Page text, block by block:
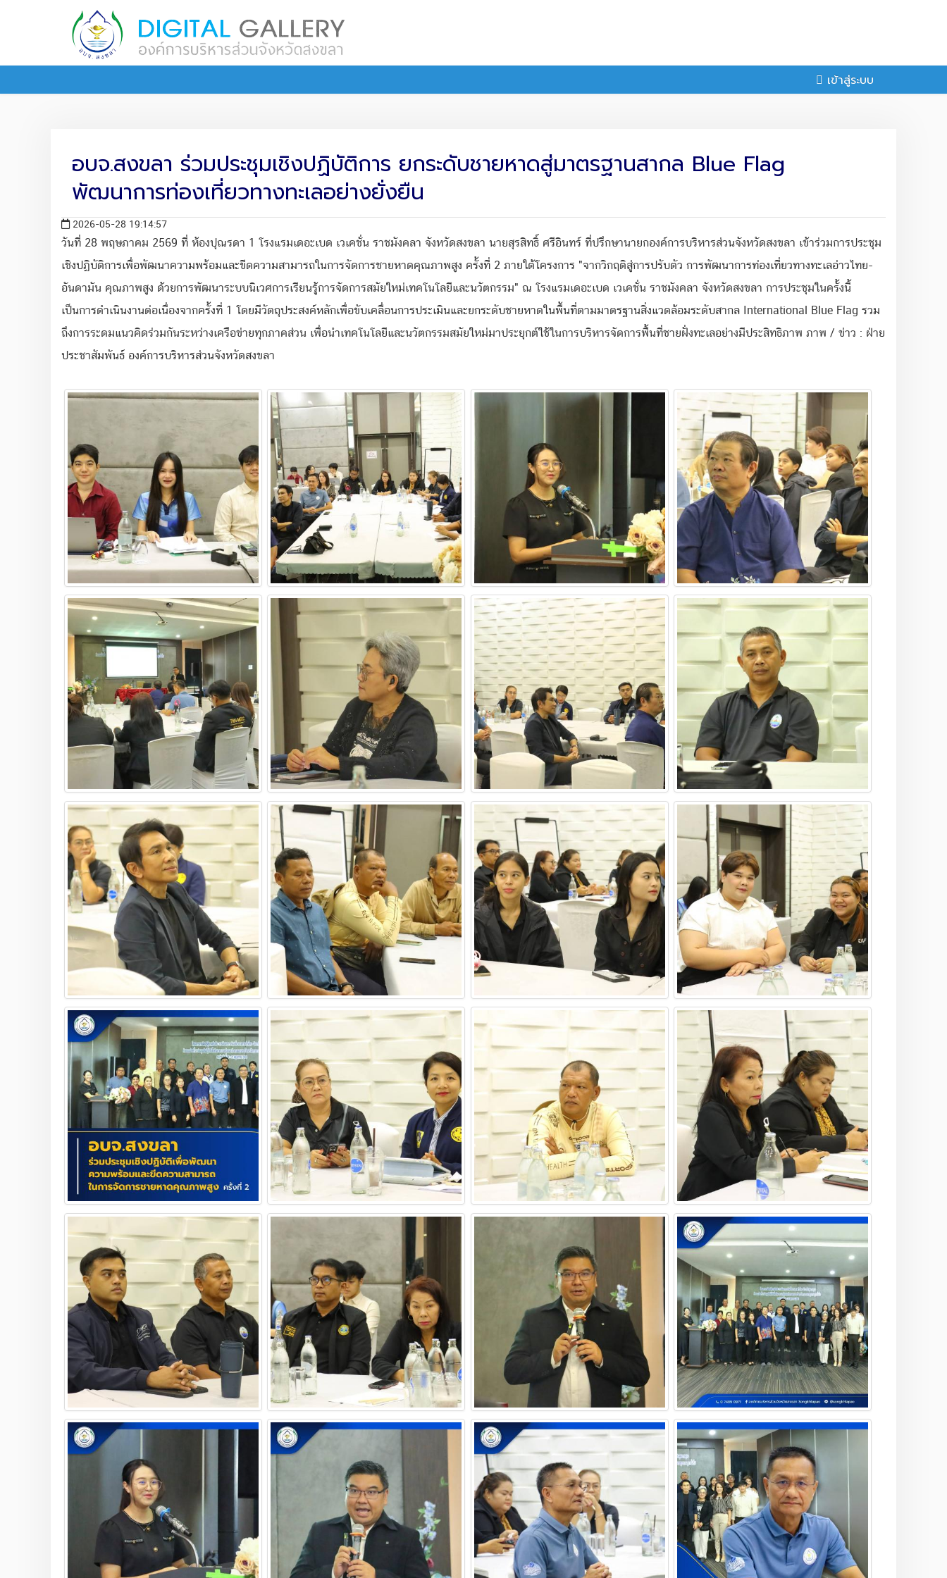
เข้าสู่ระบบ
อบจ.สงขลา ร่วมประชุมเชิงปฏิบัติการ ยกระดับชายหาดสู่มาตรฐานสากล Blue Flag
พัฒนาการท่องเที่ยวทางทะเลอย่างยั่งยืน
2026-05-28 19:14:57
วันที่ 28 พฤษภาคม 2569 ที่ ห้องปุณรดา 1 โรงแรมเดอะเบด เวเคชั่น ราชมังคลา จังหวัดสงขลา นายสุรสิทธิ์ ศรีอินทร์ ที่ปรึกษานายกองค์การบริหารส่วนจังหวัดสงขลา เข้าร่วมการประชุม
เชิงปฏิบัติการเพื่อพัฒนาความพร้อมและขีดความสามารถในการจัดการชายหาดคุณภาพสูง ครั้งที่ 2 ภายใต้โครงการ "จากวิกฤติสู่การปรับตัว การพัฒนาการท่องเที่ยวทางทะเลอ่าวไทย-
อันดามัน คุณภาพสูง ด้วยการพัฒนาระบบนิเวศการเรียนรู้การจัดการสมัยใหม่เทคโนโลยีและนวัตกรรม" ณ โรงแรมเดอะเบด เวเคชั่น ราชมังคลา จังหวัดสงขลา การประชุมในครั้งนี้
เป็นการดำเนินงานต่อเนื่องจากครั้งที่ 1 โดยมีวัตถุประสงค์หลักเพื่อขับเคลื่อนการประเมินและยกระดับชายหาดในพื้นที่ตามมาตรฐานสิ่งแวดล้อมระดับสากล International Blue Flag รวม
ถึงการระดมแนวคิดร่วมกันระหว่างเครือข่ายทุกภาคส่วน เพื่อนำเทคโนโลยีและนวัตกรรมสมัยใหม่มาประยุกต์ใช้ในการบริหารจัดการพื้นที่ชายฝั่งทะเลอย่างมีประสิทธิภาพ ภาพ / ข่าว : ฝ่าย
ประชาสัมพันธ์ องค์การบริหารส่วนจังหวัดสงขลา